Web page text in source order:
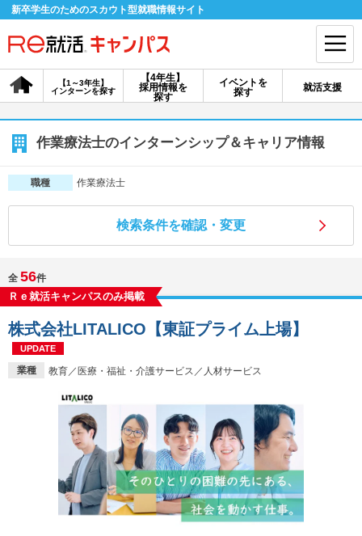
新卒学生のためのスカウト型就職情報サイト
【4年生】
採用情報を
探す
【1～3年生】
インターンを探す
イベントを
探す
就活支援
会員登録 ログイン
会員ID・パスワードを忘れた方はこちら
探す
【4年生】
【1～3年生】
イベントを探す スカウト お知らせ
就活ノウハウ・サポート
就活ノウハウが満載！ お役立ち記事・相談室など
適職診断
あなたに合う仕事を診断！
就活チャンネル
動画で対策講座をチェック
就活ニュースペーパー よくある質問
作業療法士のインターンシップ＆キャリア情報
職種 作業療法士
検索条件を確認・変更
全 56件
Ｒｅ就活キャンパスのみ掲載
業種 教育／医療・福祉・介護サービス／人材サービス
株式会社LITALICO【東証プライム上場】
UPDATE